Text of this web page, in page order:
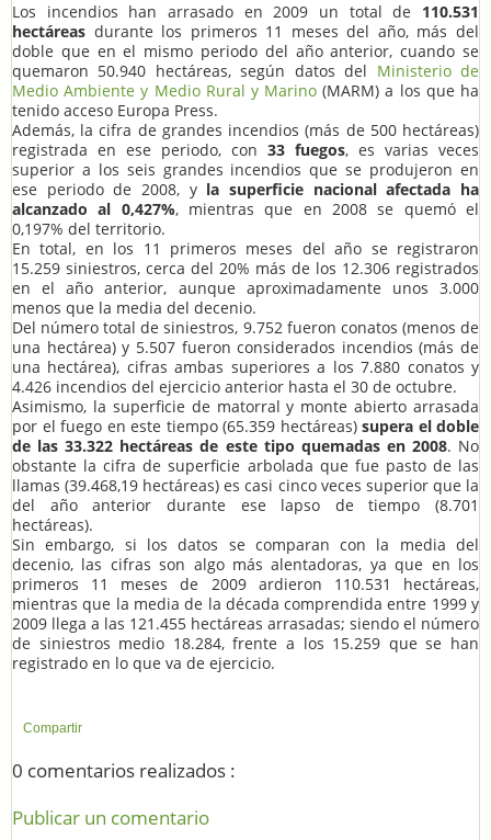
Los incendios han arrasado en 2009 un total de 110.531
hectáreas durante los primeros 11 meses del año, más del
doble que en el mismo periodo del año anterior, cuando se
quemaron 50.940 hectáreas, según datos del Ministerio de
Medio Ambiente y Medio Rural y Marino (MARM) a los que ha
tenido acceso Europa Press.
Además, la cifra de grandes incendios (más de 500 hectáreas)
registrada en ese periodo, con 33 fuegos, es varias veces
superior a los seis grandes incendios que se produjeron en
ese periodo de 2008, y la superficie nacional afectada ha
alcanzado al 0,427%, mientras que en 2008 se quemó el
0,197% del territorio.
En total, en los 11 primeros meses del año se registraron
15.259 siniestros, cerca del 20% más de los 12.306 registrados
en el año anterior, aunque aproximadamente unos 3.000
menos que la media del decenio.
Del número total de siniestros, 9.752 fueron conatos (menos de
una hectárea) y 5.507 fueron considerados incendios (más de
una hectárea), cifras ambas superiores a los 7.880 conatos y
4.426 incendios del ejercicio anterior hasta el 30 de octubre.
Asimismo, la superficie de matorral y monte abierto arrasada
por el fuego en este tiempo (65.359 hectáreas) supera el doble
de las 33.322 hectáreas de este tipo quemadas en 2008. No
obstante la cifra de superficie arbolada que fue pasto de las
llamas (39.468,19 hectáreas) es casi cinco veces superior que la
del año anterior durante ese lapso de tiempo (8.701
hectáreas).
Sin embargo, si los datos se comparan con la media del
decenio, las cifras son algo más alentadoras, ya que en los
primeros 11 meses de 2009 ardieron 110.531 hectáreas,
mientras que la media de la década comprendida entre 1999 y
2009 llega a las 121.455 hectáreas arrasadas; siendo el número
de siniestros medio 18.284, frente a los 15.259 que se han
registrado en lo que va de ejercicio.
Compartir
0 comentarios realizados :
Publicar un comentario